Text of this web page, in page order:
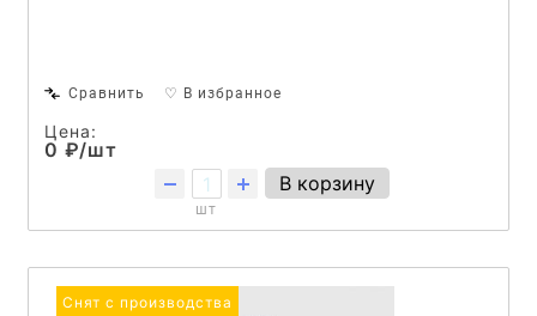
Сравнить ♡ В избранное
Цена:
0 ₽/шт
шт
В корзину
Снят с производства